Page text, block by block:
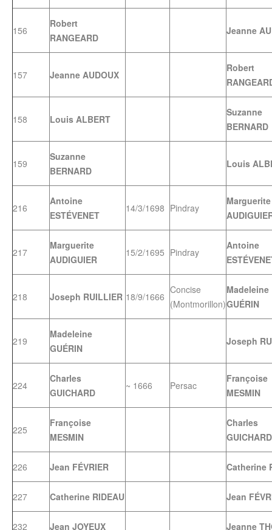
156
Robert
RANGEARD
Jeanne
157 Jeanne AUDOUX
Robert
158 Louis ALBERT
Suzanne
BERNARD
159
Suzanne
BERNARD
Louis
216
Antoine
ESTÉVENET
14/3/1698 Pindray
Marguerite
217
Marguerite
AUDIGUIER
15/2/1695 Pindray
Antoine
218 Joseph RUILLIER 18/9/1666
Concise
(Montmorillon)
Madeleine
GUÉRIN
219
Madeleine
GUÉRIN
Joseph
224
Charles
GUICHARD
~ 1666 Persac
Françoise
MESMIN
225
Françoise
MESMIN
Charles
GUICHARD
226 Jean FÉVRIER Catherine
227 Catherine RIDEAU Jean
232 Jean JOYEUX Jeanne